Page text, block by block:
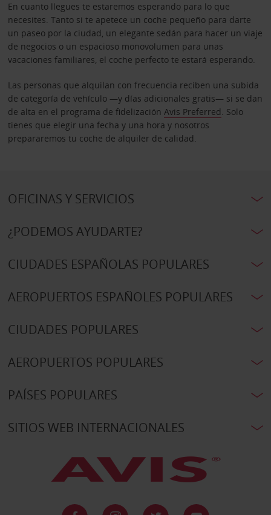
En cuanto llegues te estaremos esperando para lo que
necesites. Tanto si te apetece un coche pequeño para darte
un paseo por la ciudad, un elegante sedán para hacer un viaje
de negocios o un espacioso monovolumen para unas
vacaciones familiares, el coche perfecto te estará esperando.
Las personas que alquilan con frecuencia reciben una subida
de categoría de vehículo —y días adicionales gratis— si se dan
de alta en el programa de fidelización Avis Preferred. Solo
tienes que elegir una fecha y una hora y nosotros
prepararemos tu coche de alquiler de calidad.
OFICINAS Y SERVICIOS
¿PODEMOS AYUDARTE?
CIUDADES ESPAÑOLAS POPULARES
AEROPUERTOS ESPAÑOLES POPULARES
CIUDADES POPULARES
AEROPUERTOS POPULARES
PAÍSES POPULARES
SITIOS WEB INTERNACIONALES